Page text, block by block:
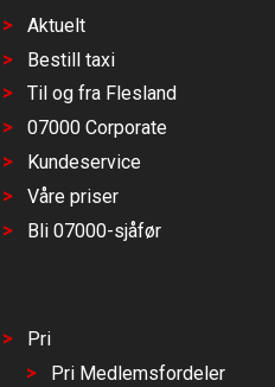
Aktuelt
Bestill taxi
Til og fra Flesland
07000 Corporate
Kundeservice
Våre priser
Bli 07000-sjåfør
Pri
Pri Medlemsfordeler